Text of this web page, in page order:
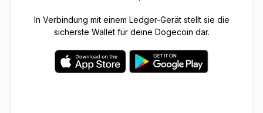
In Verbindung mit einem Ledger-Gerät stellt sie die
sicherste Wallet für deine Dogecoin dar.